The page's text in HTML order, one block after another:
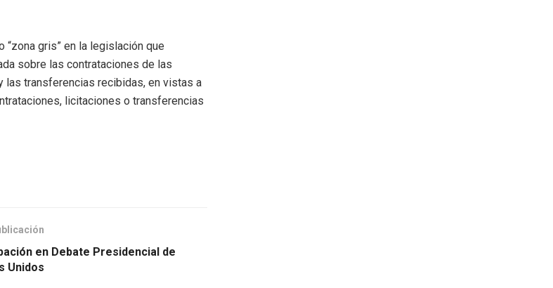
gris” en la legislación que
sobre las contrataciones de las
las transferencias recibidas, en vistas a
licitaciones o transferencias
en Debate Presidencial de
Unidos